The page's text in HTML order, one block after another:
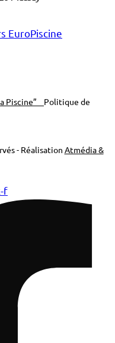
Piscine” Politique de
- Réalisation Atmédia &
f